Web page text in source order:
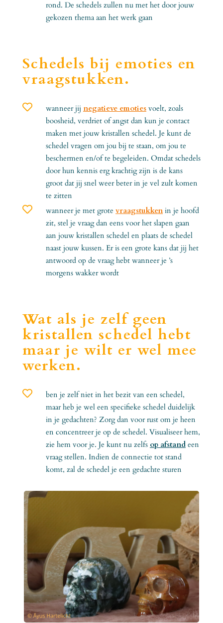
rond. De schedels zullen nu met het door jouw
gekozen thema aan het werk gaan
Schedels bij emoties en
vraagstukken.
 wanneer jij negatieve emotiesvoelt, zoals
boosheid, verdriet of angst dan kun je contact
maken met jouw kristallen schedel. Je kunt de
schedel vragen om jou bij te staan, om jou te
beschermen en/of te begeleiden. Omdat schedels
door hun kennis erg krachtig zijn is de kans
groot dat jij snel weer beter in je vel zult komen
te zitten
 wanneer je met grote vraagstukkenin je hoofd
zit, stel je vraag dan eens voor het slapen gaan
aan jouw kristallen schedel en plaats de schedel
naast jouw kussen. Er is een grote kans dat jij het
antwoord op de vraag hebt wanneer je ’s
morgens wakker wordt
Wat als je zelf geen
kristallen schedel hebt
maar je wilt er wel mee
werken.

ben je zelf niet in het bezit van een schedel,
maar heb je wel een specifieke schedel duidelijk
in je gedachten? Zorg dan voor rust om je heen
en concentreer je op de schedel. Visualiseer hem,
zie hem voor je. Je kunt nu zelfs op afstandeen
vraag stellen. Indien de connectie tot stand
komt, zal de schedel je een gedachte sturen